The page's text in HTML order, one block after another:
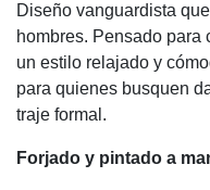
Diseño vanguardista
hombres. Pensado para
un estilo relajado y
para quienes busquen
traje formal.
Forjado y pintado a